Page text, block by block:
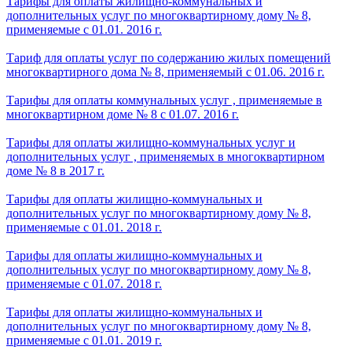
дополнительных услуг по многоквартирному дому № 8,
применяемые с 01.01. 2016 г.
Тариф для оплаты услуг по содержанию жилых помещений
многоквартирного дома № 8, применяемый с 01.06. 2016 г.
Тарифы для оплаты коммунальных услуг , применяемые в
многоквартирном доме № 8 с 01.07. 2016 г.
Тарифы для оплаты жилищно-коммунальных услуг и
дополнительных услуг , применяемых в многоквартирном
доме № 8 в 2017 г.
Тарифы для оплаты жилищно-коммунальных и
дополнительных услуг по многоквартирному дому № 8,
применяемые с 01.01. 2018 г.
Тарифы для оплаты жилищно-коммунальных и
дополнительных услуг по многоквартирному дому № 8,
применяемые с 01.07. 2018 г.
Тарифы для оплаты жилищно-коммунальных и
дополнительных услуг по многоквартирному дому № 8,
применяемые с 01.01. 2019 г.